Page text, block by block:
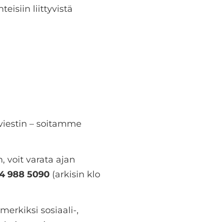
liittyvistä
– soitamme
voit varata ajan
988 5090(arkisin klo
sosiaali-,